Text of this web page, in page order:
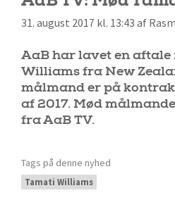
31. august 2017 kl. 13:43 af
AaB har lavet en aftale
Williams fra New
målmand er på
af 2017. Mød
fra AaB TV.
Tags på denne nyhed
Tamati Williams